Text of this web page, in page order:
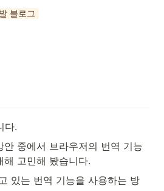
블로그
다.
안 중에서 브라우저의 번역 기능
고민해 봤습니다.
있는 번역 기능을 사용하는 방